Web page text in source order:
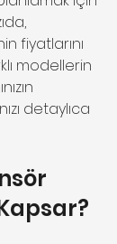
fiyatlarını
modellerin
detaylıca